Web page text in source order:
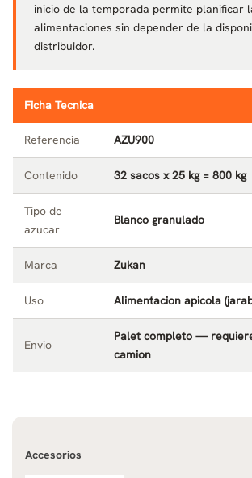
inicio de la temporada permite planificar
alimentaciones sin depender de la
distribuidor.
Ficha Tecnica
Referencia AZU900
Contenido 32 sacos x 25 kg = 800 kg
Tipo de
azucar
Blanco granulado
Marca Zukan
Uso Alimentacion apicola
Envio
Palet completo —
camion
Accesorios